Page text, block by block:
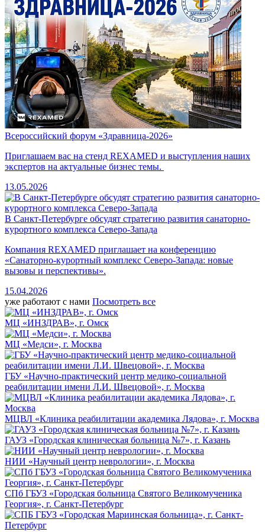
Всероссийский форум «Здравница-2026»
Приглашаем вас на стенд REXAMED и выступления наших
экспертов на актуальные бизнес темы.
13.05.2026
В Санкт-Петербурге обсудят стратегию развития санаторно-
курортного комплекса Северо-Запада
Компания REXAMED приглашает на конференцию
«Санаторно-курортный комплекс Северо-Запада: новые
вызовы и перспективы».
15.04.2026
уже работают с нами Посмотреть все
МЦ «ИНЗДРАВ», г. Омск
МЦ «Медси», г. Москва
ГБУ «Научно-практический центр медико-социальной
реабилитации имени Л.И. Швецовой», г. Москва
МЦВЛ «Клиника реабилитации академика Лядова», г. Москва
ГАУЗ «Городская клиническая больница №7», г. Казань
НИИ «Научный центр неврологии», г. Москва
СПб ГБУЗ «Городская больница Святого Великомученика
Георгия», г. Санкт-Петербург